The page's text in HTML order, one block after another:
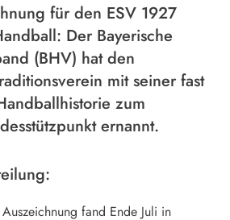
für den ESV 1927
Der Bayerische
(BHV) hat den
mit seiner fast
zum
ernannt.
fand Ende Juli in